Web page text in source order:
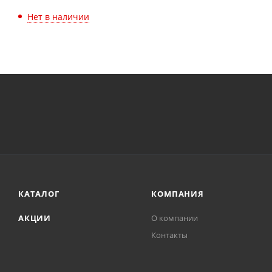
Нет в наличии
КАТАЛОГ
АКЦИИ
КОМПАНИЯ
О компании
Контакты